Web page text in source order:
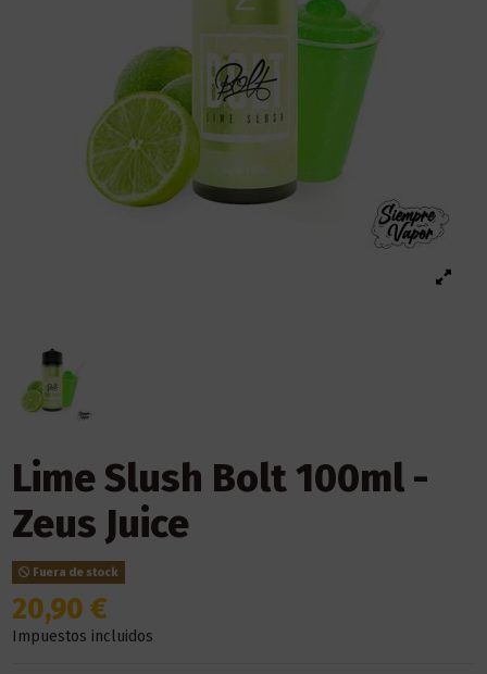
Lime Slush Bolt 100ml -
Zeus Juice
Fuera de stock
20,90 €
Impuestos incluidos